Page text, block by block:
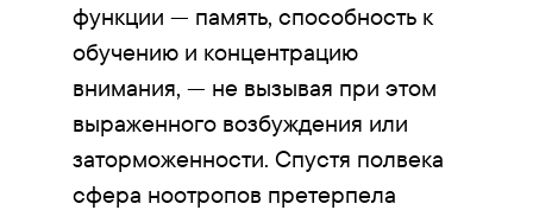
функции — память, способность к
обучению и концентрацию
внимания, — не вызывая при этом
выраженного возбуждения или
заторможенности. Спустя полвека
сфера ноотропов претерпела